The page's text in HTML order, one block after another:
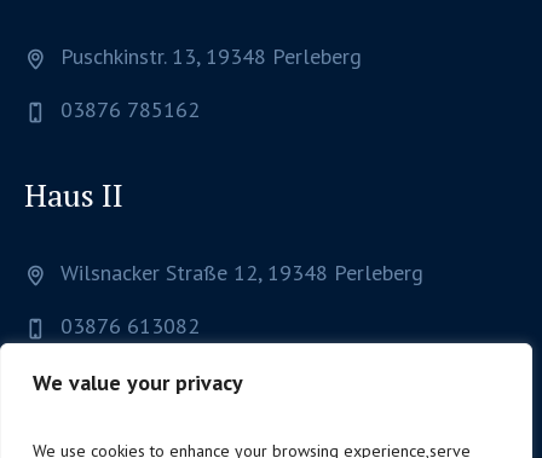
We value your privacy
We use cookies to enhance your browsing experience,serve
Puschkinstr. 13, 19348 Perleberg
03876 785162
Haus II
Wilsnacker Straße 12, 19348 Perleberg
03876 613082